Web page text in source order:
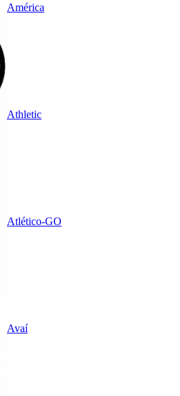
América
Athletic
Atlético-GO
Avaí